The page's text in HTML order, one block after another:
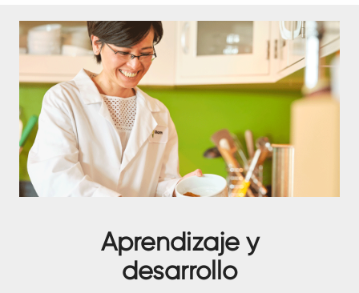
Aprendizaje y
desarrollo